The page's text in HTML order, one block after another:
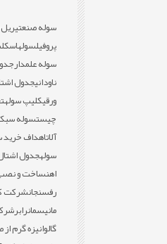
سوله صنعتی
پروفیلسوله
سوله علمدار
ناودانیجدول
ورقیکلیپ سوله
چیستسوله سبک
آلاتاهداف خرید
سولهجدول
اهنساخت و
رفسنجانشرکت
مانیسمانرابر
گالوانیزه گرم